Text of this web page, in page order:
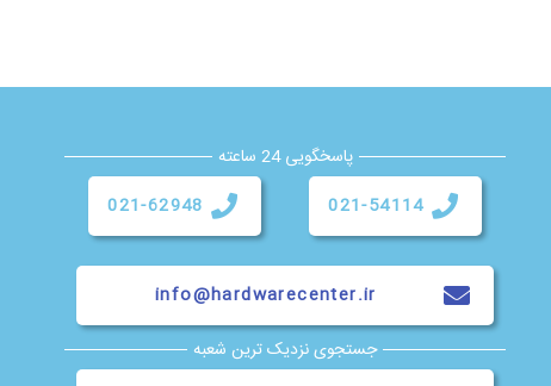
پاسخگویی 24 ساعته
021-54114
021-62948
info@hardwarecenter.ir
جستجوی نزدیک ترین شعبه